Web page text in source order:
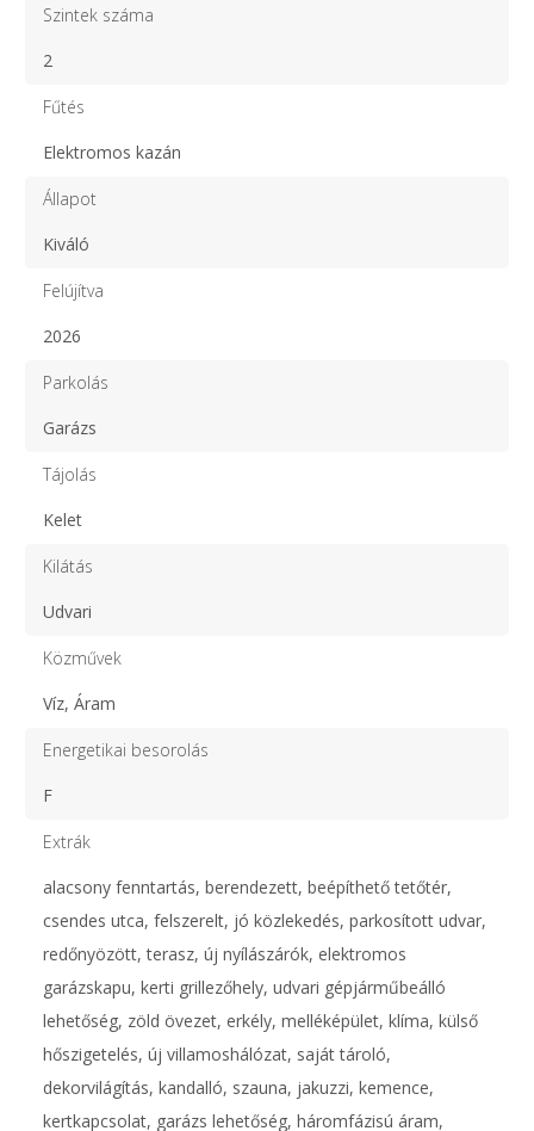
Szintek száma
2
Fűtés
Elektromos kazán
Állapot
Kiváló
Felújítva
2026
Parkolás
Garázs
Tájolás
Kelet
Kilátás
Udvari
Közművek
Víz, Áram
Energetikai besorolás
F
Extrák
alacsony fenntartás, berendezett, beépíthető tetőtér,
csendes utca, felszerelt, jó közlekedés, parkosított udvar,
redőnyözött, terasz, új nyílászárók, elektromos
garázskapu, kerti grillezőhely, udvari gépjárműbeálló
lehetőség, zöld övezet, erkély, melléképület, klíma, külső
hőszigetelés, új villamoshálózat, saját tároló,
dekorvilágítás, kandalló, szauna, jakuzzi, kemence,
kertkapcsolat, garázs lehetőség, háromfázisú áram,